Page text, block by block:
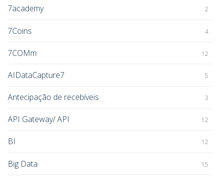
7academy 2
7Coins 4
7COMm 12
AIDataCapture7 5
Antecipação de recebíveis 3
API Gateway/ API 12
BI 12
Big Data 15